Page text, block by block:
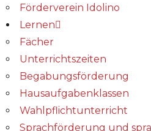
Förderverein Idolino
Lernen
Fächer
Unterrichtszeiten
Begabungs­förderung
Hausaufgabenklassen
Wahlpflichtunterricht
Sprachförderung und